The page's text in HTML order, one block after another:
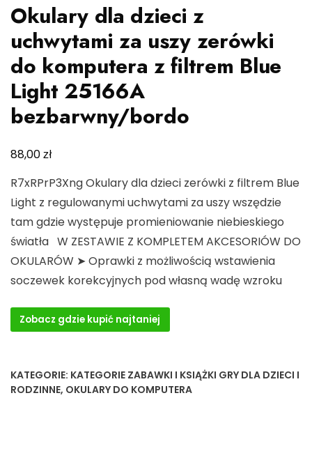
Okulary dla dzieci z
uchwytami za uszy zerówki
do komputera z filtrem Blue
Light 25166A
bezbarwny/bordo
88,00zł
R7xRPrP3Xng Okulary dla dzieci zerówki z filtrem Blue
Light z regulowanymi uchwytami za uszy wszędzie
tam gdzie występuje promieniowanie niebieskiego
światła ️W ZESTAWIE Z KOMPLETEM AKCESORIÓW DO
OKULARÓW️ ➤ Oprawki z możliwością wstawienia
soczewek korekcyjnych pod własną wadę wzroku
Zobacz gdzie kupić najtaniej
KATEGORIE: KATEGORIE ZABAWKI I KSIĄŻKI GRY DLA DZIECI I
RODZINNE, OKULARY DO KOMPUTERA